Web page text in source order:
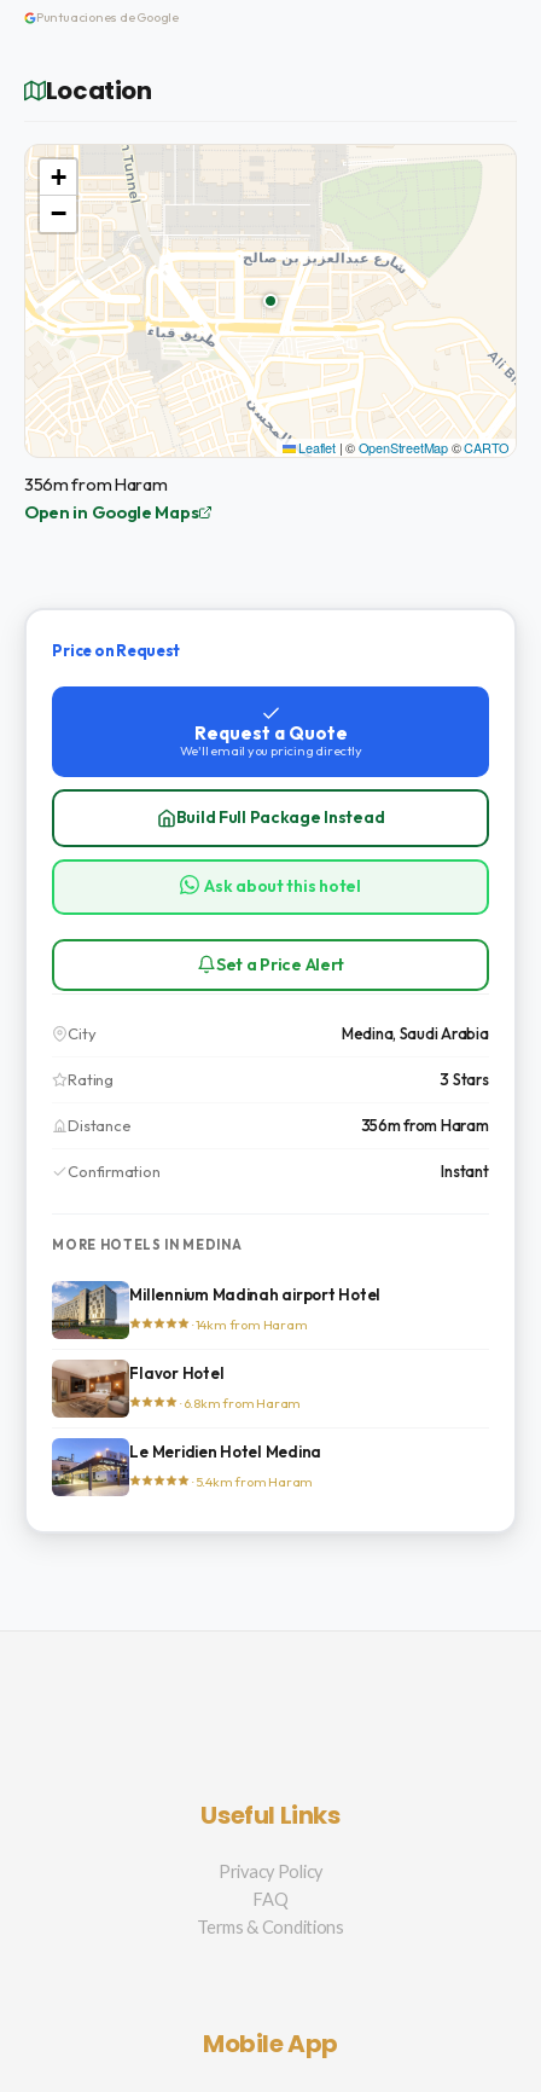
Puntuaciones de Google
Location
+
−
Leaflet |©OpenStreetMap©CARTO
356m from Haram
Open in Google Maps
Price on Request
Request a Quote
We'll email you pricing directly
Build Full Package Instead
Ask about this hotel
Set a Price Alert
City Medina, Saudi Arabia
Rating 3 Stars
Distance 356m from Haram
Confirmation Instant
MORE HOTELS IN MEDINA
Millennium Madinah airport Hotel
· 14km from Haram
Flavor Hotel
· 6.8km from Haram
Le Meridien Hotel Medina
· 5.4km from Haram
Useful Links
Privacy Policy
FAQ
Terms & Conditions
Mobile App